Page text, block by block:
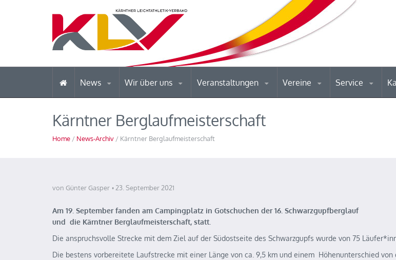
News Wir über uns Veranstaltungen Vereine Service
Kärntner Berglaufmeisterschaft
Home / News-Archiv / Kärntner Berglaufmeisterschaft
von Günter Gasper 23. September 2021
Am 19. September fanden am Campingplatz in Gotschuchen der 16. Schwarzgupfberglauf
und die Kärntner Berglaufmeisterschaft, statt.
Die anspruchsvolle Strecke mit dem Ziel auf der Südostseite des Schwarzgupfs wurde von 75
Die bestens vorbereitete Laufstrecke mit einer Länge von ca. 9,5 km und einem Höhenunterschied